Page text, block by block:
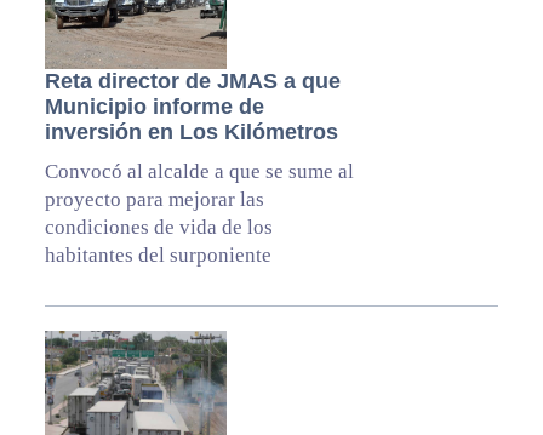
Reta director de JMAS a que
Municipio informe de
inversión en Los Kilómetros
Convocó al alcalde a que se sume al
proyecto para mejorar las
condiciones de vida de los
habitantes del surponiente